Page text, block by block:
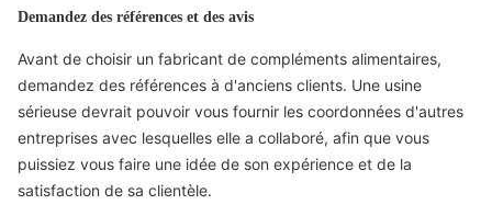
Demandez des références et des avis
Avant de choisir un fabricant de compléments alimentaires,
demandez des références à d'anciens clients. Une usine
sérieuse devrait pouvoir vous fournir les coordonnées d'autres
entreprises avec lesquelles elle a collaboré, afin que vous
puissiez vous faire une idée de son expérience et de la
satisfaction de sa clientèle.